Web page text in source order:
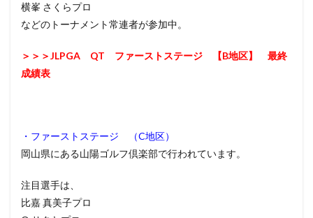
横峯 さくらプロ
などのトーナメント常連者が参加中。
＞＞＞JLPGA QT ファーストステージ 【B地区】 最終
成績表
・ファーストステージ （C地区）
岡山県にある山陽ゴルフ倶楽部で行われています。
注目選手は、
比嘉 真美子プロ